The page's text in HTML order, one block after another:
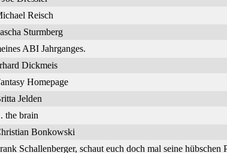
Reisch
Sturmberg
ABI Jahrganges.
Dickmeis
Homepage
Jelden
the brain
Bonkowski
Schallenberger, schaut euch doch mal seine hübschen